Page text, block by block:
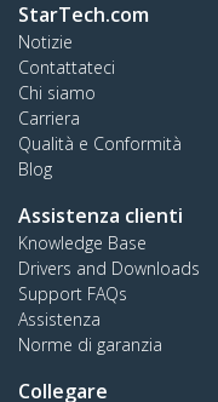
StarTech.com
Notizie
Contattateci
Chi siamo
Carriera
Qualità e Conformità
Blog
Assistenza clienti
Knowledge Base
Drivers and Downloads
Support FAQs
Assistenza
Norme di garanzia
Collegare